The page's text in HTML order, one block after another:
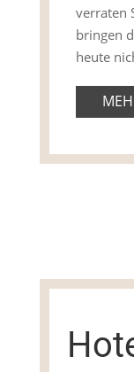
verraten
bringen
heute